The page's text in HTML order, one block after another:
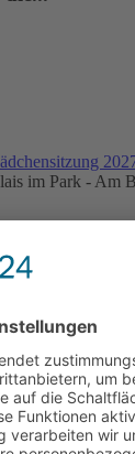
im Park - Am
2027
Biggestraße